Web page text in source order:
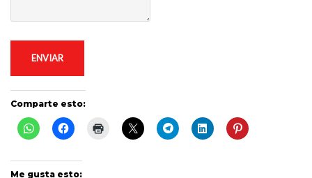
ENVIAR
Comparte esto:
Me gusta esto: